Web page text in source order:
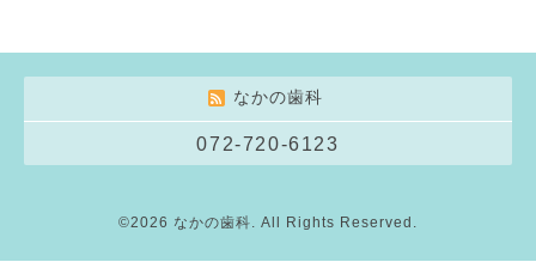
なかの歯科
072-720-6123
©2026 なかの歯科. All Rights Reserved.